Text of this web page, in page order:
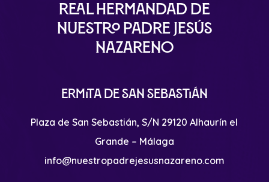
Real Hermandad de
Nuestro Padre Jesús
Nazareno
Ermita de San Sebastián
Plaza de San Sebastián, S/N 29120 Alhaurín el
Grande – Málaga
info@nuestropadrejesusnazareno.com